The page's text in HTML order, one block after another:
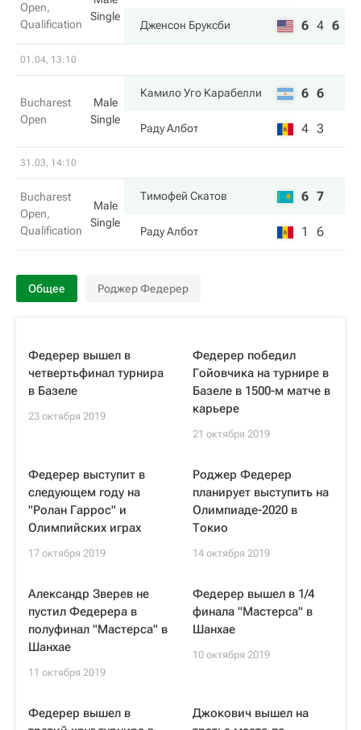
Open,
Qualification
Single
Дженсон Бруксби 6 4 6
01.04, 13:10
Bucharest
Open
Male
Single
Камило Уго Карабелли 6 6
Раду Албот 4 3
31.03, 14:10
Bucharest
Open,
Qualification
Male
Single
Тимофей Скатов 6 7
Раду Албот 1 6
Общее Роджер Федерер
Федерер вышел в
четвертьфинал турнира
в Базеле
23 октября 2019
Федерер победил
Гойовчика на турнире в
Базеле в 1500-м матче в
карьере
21 октября 2019
Федерер выступит в
следующем году на
"Ролан Гаррос" и
Олимпийских играх
17 октября 2019
Роджер Федерер
планирует выступить на
Олимпиаде-2020 в
Токио
14 октября 2019
Александр Зверев не
пустил Федерера в
полуфинал "Мастерса" в
Шанхае
11 октября 2019
Федерер вышел в 1/4
финала "Мастерса" в
Шанхае
10 октября 2019
Федерер вышел в
Джокович вышел на